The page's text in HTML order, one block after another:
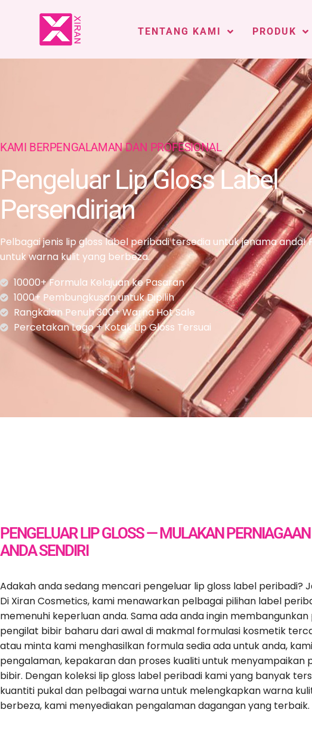
TENTANG KAMI PRODUK
KAMI BERPENGALAMAN DAN PROFESIONAL
Pengeluar Lip Gloss Label
Persendirian
Pelbagai jenis lip gloss label peribadi tersedia untuk jenama anda!
untuk warna kulit yang berbeza.
10000+ Formula Kelajuan ke Pasaran
1000+ Pembungkusan untuk Dipilih
Rangkaian Penuh 300+ Warna Hot Sale
Percetakan Logo + Kotak Lip Gloss Tersuai
PENGELUAR LIP GLOSS — MULAKAN
ANDA SENDIRI
Adakah anda sedang mencari pengeluar lip gloss label peribadi?
Di Xiran Cosmetics, kami menawarkan pelbagai pilihan label
memenuhi keperluan anda. Sama ada anda ingin
pengilat bibir baharu dari awal di makmal formulasi kosmetik
atau minta kami menghasilkan formula sedia ada untuk anda,
pengalaman, kepakaran dan proses kualiti untuk menyampaikan
bibir. Dengan koleksi lip gloss label peribadi kami yang banyak
kuantiti pukal dan pelbagai warna untuk melengkapkan warna
berbeza, kami menyediakan pengalaman dagangan yang terbaik.